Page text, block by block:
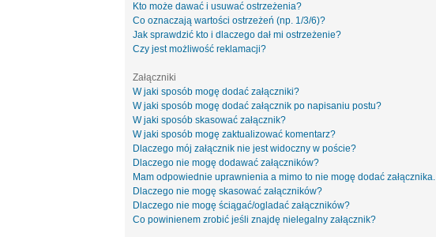
Kto może dawać i usuwać ostrzeżenia?
Co oznaczają wartości ostrzeżeń (np. 1/3/6)?
Jak sprawdzić kto i dlaczego dał mi ostrzeżenie?
Czy jest możliwość reklamacji?
Załączniki
W jaki sposób mogę dodać załączniki?
W jaki sposób mogę dodać załącznik po napisaniu postu?
W jaki sposób skasować załącznik?
W jaki sposób mogę zaktualizować komentarz?
Dlaczego mój załącznik nie jest widoczny w poście?
Dlaczego nie mogę dodawać załączników?
Mam odpowiednie uprawnienia a mimo to nie mogę dodać załącznika.
Dlaczego nie mogę skasować załączników?
Dlaczego nie mogę ściągać/ogladać załączników?
Co powinienem zrobić jeśli znajdę nielegalny załącznik?